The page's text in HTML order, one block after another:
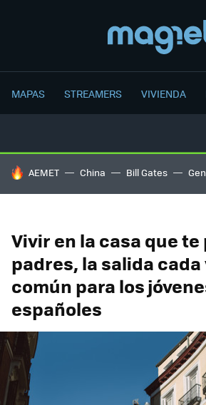
MAPAS STREAMERS VIVIENDA
HOY SE HABLA DE
AEMET China Bill Gates
Vivir en la casa que
padres, la salida cada
común para los
españoles